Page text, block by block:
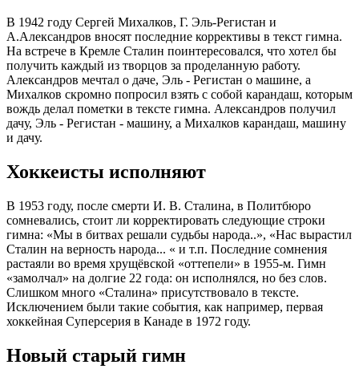
В 1942 году Сергей Михалков, Г. Эль-Регистан и
А.Александров вносят последние коррективы в текст гимна.
На встрече в Кремле Сталин поинтересовался, что хотел бы
получить каждый из творцов за проделанную работу.
Александров мечтал о даче, Эль - Регистан о машине, а
Михалков скромно попросил взять с собой карандаш, которым
вождь делал пометки в тексте гимна. Александров получил
дачу, Эль - Регистан - машину, а Михалков карандаш, машину
и дачу.
Хоккеисты исполняют
В 1953 году, после смерти И. В. Сталина, в Политбюро
сомневались, стоит ли корректировать следующие строки
гимна: «Мы в битвах решали судьбы народа..», «Нас вырастил
Сталин на верность народа... « и т.п. Последние сомнения
растаяли во время хрущёвской «оттепели» в 1955-м. Гимн
«замолчал» на долгие 22 года: он исполнялся, но без слов.
Слишком много «Сталина» присутствовало в тексте.
Исключением были такие события, как например, первая
хоккейная Суперсерия в Канаде в 1972 году.
Новый старый гимн